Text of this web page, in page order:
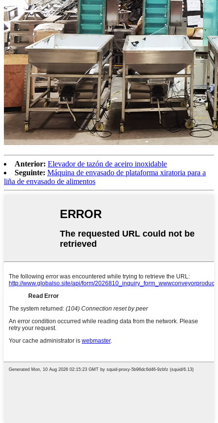
Anterior: Elevador de tazón de aceiro inoxidable
Seguinte: Máquina de envasado de plataforma xiratoria para a
liña de envasado de alimentos